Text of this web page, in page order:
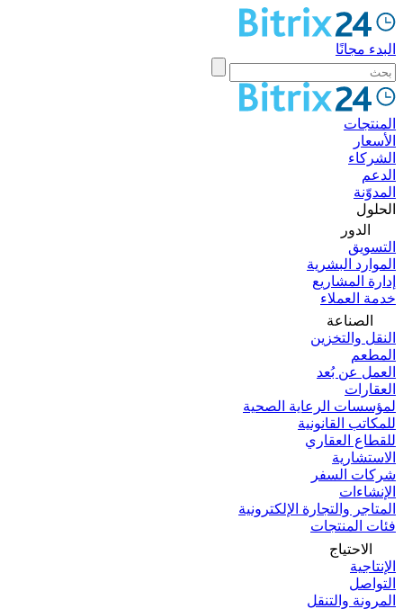
البدء مجانًا
المنتجات
الأسعار
الشركاء
الدعم
المدوّنة
الحلول
الدور
التسويق
الموارد البشرية
إدارة المشاريع
خدمة العملاء
الصناعة
النقل والتخزين
المطعم
العمل عن بُعد
العقارات
لمؤسسات الرعاية الصحية
للمكاتب القانونية
للقطاع العقاري
الاستشارية
شركات السفر
الإنشاءات
المتاجر والتجارة الإلكترونية
فئات المنتجات
الاحتياج
الإنتاجية
التواصل
المرونة والتنقل